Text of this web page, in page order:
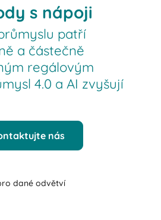
s nápoji
patří
a částečně
regálovým
4.0 a AI zvyšují
nás
dané odvětví